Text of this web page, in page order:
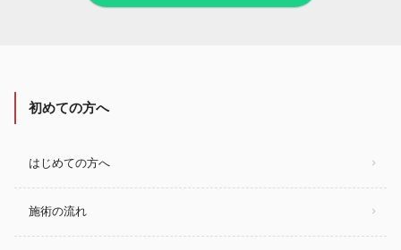
初めての方へ
はじめての方へ
施術の流れ